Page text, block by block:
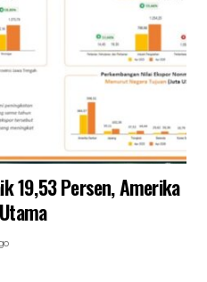
19,53 Persen, Amerika